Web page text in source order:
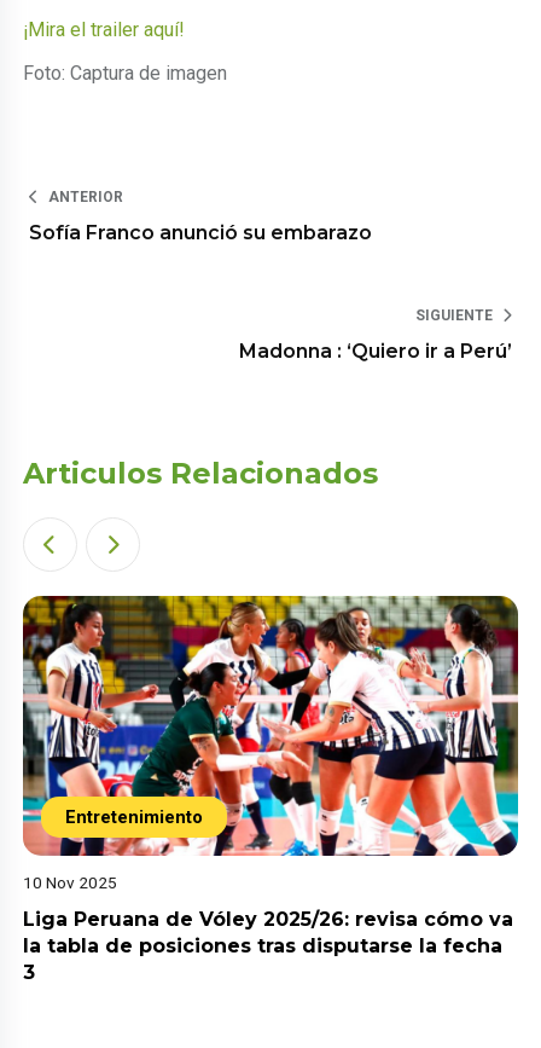
¡Mira el trailer aquí!
Foto: Captura de imagen
ANTERIOR
Sofía Franco anunció su embarazo
SIGUIENTE
Madonna : ‘Quiero ir a Perú’
Articulos Relacionados
Entretenimiento
10 Nov 2025
Liga Peruana de Vóley 2025/26: revisa cómo va
la tabla de posiciones tras disputarse la fecha
3